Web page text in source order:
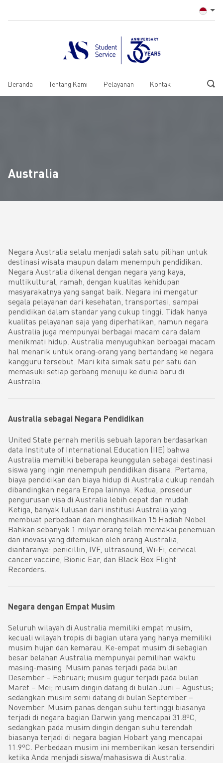
Beranda Tentang Kami Pelayanan Kontak
Australia
Negara Australia selalu menjadi salah satu pilihan untuk
destinasi wisata maupun dalam menempuh pendidikan.
Negara Australia dikenal dengan negara yang kaya,
multikultural, ramah, dengan kualitas kehidupan
masyarakatnya yang sangat baik. Negara ini mengatur
segala pelayanan dari kesehatan, transportasi, sampai
pendidikan dalam standar yang cukup tinggi. Tidak hanya
kualitas pelayanan saja yang diperhatikan, namun negara
Australia juga mempunyai berbagai macam cara dalam
menikmati hidup. Australia menyuguhkan berbagai macam
hal menarik untuk orang-orang yang bertandang ke negara
kangguru tersebut. Mari kita simak satu per satu dan
memasuki setiap gerbang menuju ke dunia baru di
Australia.
Australia sebagai Negara Pendidikan
United State pernah merilis sebuah laporan berdasarkan
data Institute of International Education (IIE) bahwa
Australia memiliki beberapa keunggulan sebagai destinasi
siswa yang ingin menempuh pendidikan disana. Pertama,
biaya pendidikan dan biaya hidup di Australia cukup rendah
dibandingkan negara Eropa lainnya. Kedua, prosedur
pengurusan visa di Australia lebih cepat dan mudah.
Ketiga, banyak lulusan dari institusi Australia yang
membuat perbedaan dan menghasilkan 15 Hadiah Nobel.
Bahkan sebanyak 1 milyar orang telah memakai penemuan
dan inovasi yang ditemukan oleh orang Australia,
diantaranya: penicillin, IVF, ultrasound, Wi-Fi, cervical
cancer vaccine, Bionic Ear, dan Black Box Flight
Recorders.
Negara dengan Empat Musim
Seluruh wilayah di Australia memiliki empat musim,
kecuali wilayah tropis di bagian utara yang hanya memiliki
musim hujan dan kemarau. Ke-empat musim di sebagian
besar belahan Australia mempunyai pemilihan waktu
masing-masing. Musim panas terjadi pada bulan
Desember – Februari; musim gugur terjadi pada bulan
Maret – Mei; musim dingin datang di bulan Juni – Agustus;
sedangkan musim semi datang di bulan September –
November. Musim panas dengan suhu tertinggi biasanya
terjadi di negara bagian Darwin yang mencapai 31.8ºC,
sedangkan pada musim dingin dengan suhu terendah
biasanya terjadi di negara bagian Hobart yang mencapai
11.9ºC. Perbedaan musim ini memberikan kesan tersendiri
ketika Anda menjadi siswa/mahasiswa di Australia.